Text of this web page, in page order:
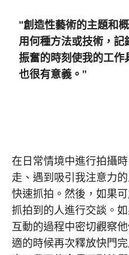
"創造性藝術的主題和
用何種方法或技術，
振奮的時刻使我的工
也很有意義。"
在日常情境中進行拍攝
走、遇到吸引我注意力
快速抓拍。然後，如果
抓拍到的人進行交談。
互動的過程中密切觀察
適的時候再次釋放快門